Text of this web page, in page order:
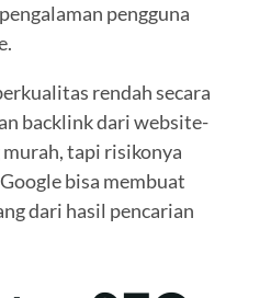
pengguna
rendah secara
backlink dari website-
tapi risikonya
bisa membuat
dari hasil pencarian